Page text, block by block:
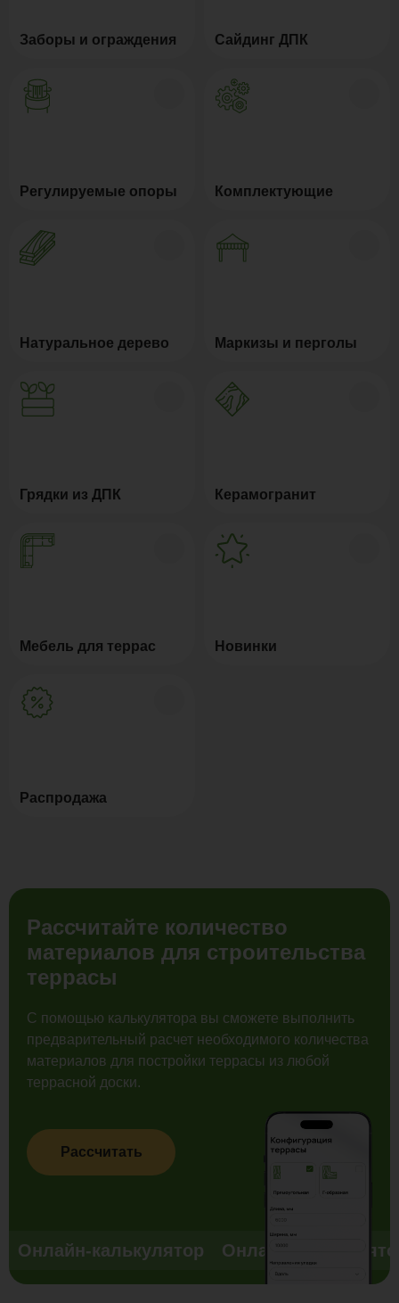
Заборы и ограждения Сайдинг ДПК
Регулируемые опоры Комплектующие
Натуральное дерево Маркизы и перголы
Грядки из ДПК Керамогранит
Мебель для террас Новинки
Распродажа
Рассчитайте количество
материалов для строительства
террасы
С помощью калькулятора вы сможете выполнить
предварительный расчет необходимого количества
материалов для постройки террасы из любой
террасной доски.
Рассчитать
Онлайн-калькулятор Онлайн-